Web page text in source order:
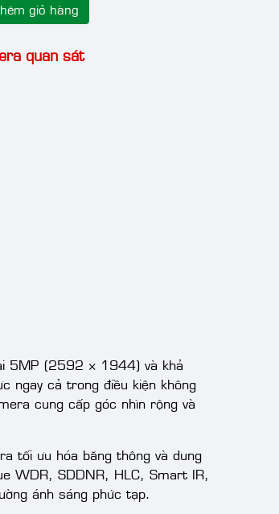
giỏ hàng
quan sát
5MP (2592 × 1944) và khả
ngay cả trong điều kiện không
cung cấp góc nhìn rộng và
tối ưu hóa băng thông và dung
WDR, SDDNR, HLC, Smart IR,
ánh sáng phức tạp.